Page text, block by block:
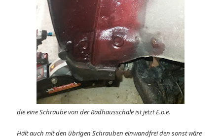
die eine Schraube von der Radhausschale ist jetzt E.o.e.
Hält auch mit den übrigen Schrauben einwandfrei den sonst wäre